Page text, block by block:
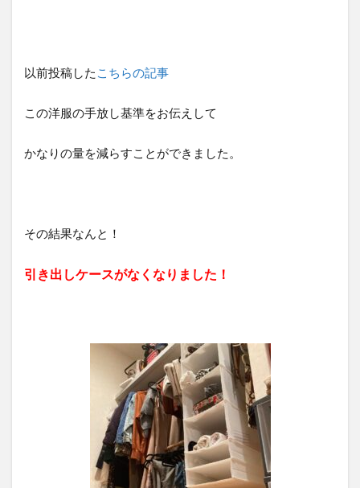
以前投稿した こちらの記事
この洋服の手放し基準をお伝えして
かなりの量を減らすことができました。
その結果なんと！
引き出しケースがなくなりました！